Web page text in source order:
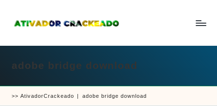
content
ti
a
d
r
e
completo
adobe bridge download
>> AtivadorCrackeado | adobe bridge download